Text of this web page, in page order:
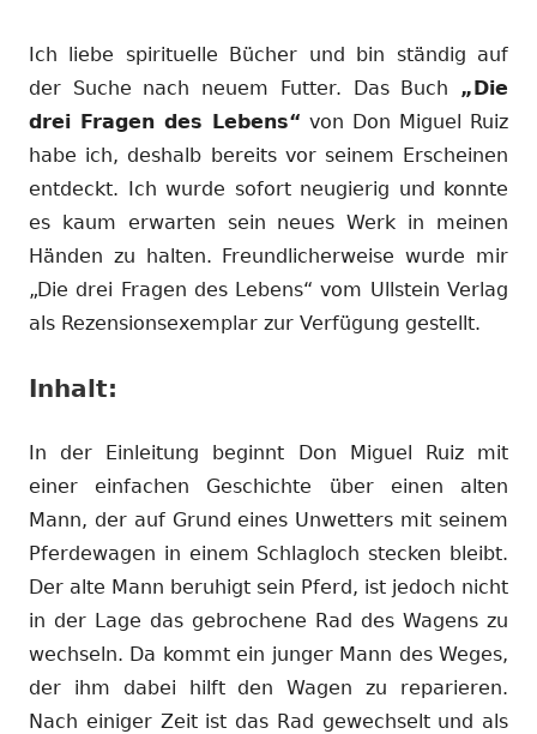
Ich liebe spirituelle Bücher und bin ständig auf
der Suche nach neuem Futter. Das Buch
„Die
drei Fragen des Lebens“ von Don Miguel Ruiz
habe ich, deshalb bereits vor seinem Erscheinen
entdeckt. Ich wurde sofort neugierig und konnte
es kaum erwarten sein neues Werk in meinen
Händen zu halten. Freundlicherweise wurde mir
„Die drei Fragen des Lebens“ vom Ullstein Verlag
als Rezensionsexemplar zur Verfügung gestellt.
Inhalt:
In der Einleitung beginnt Don Miguel Ruiz mit
einer einfachen Geschichte über einen alten
Mann, der auf Grund eines Unwetters mit seinem
Pferdewagen in einem Schlagloch stecken bleibt.
Der alte Mann beruhigt sein Pferd, ist jedoch nicht
in der Lage das gebrochene Rad des Wagens zu
wechseln. Da kommt ein junger Mann des Weges,
der ihm dabei hilft den Wagen zu reparieren.
Nach einiger Zeit ist das Rad gewechselt und als